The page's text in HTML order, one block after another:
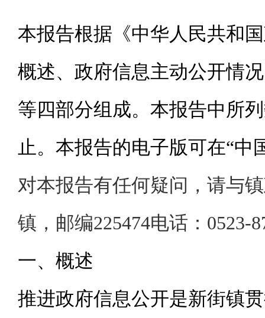
本报告根据《中华人民共和
概述、政府信息主动公开情
等四部分组成。本报告中所
止。本报告的电子版可在“中
对本报告有任何疑问，请与
镇，邮编225474电话：0523-
一、概述
推进政府信息公开是新街镇